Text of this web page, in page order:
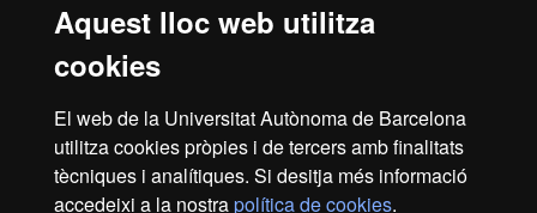
Aquest lloc web utilitza
cookies
El web de la Universitat Autònoma de Barcelona
utilitza cookies pròpies i de tercers amb finalitats
tècniques i analítiques. Si desitja més informació
accedeixi a la nostrapolítica de cookies.
Les soŀlicituds s'avaluen contínuament des del 15 de novembre
fins al 30 de juny.
Per més informació consulta el procediment d'admissió al màster